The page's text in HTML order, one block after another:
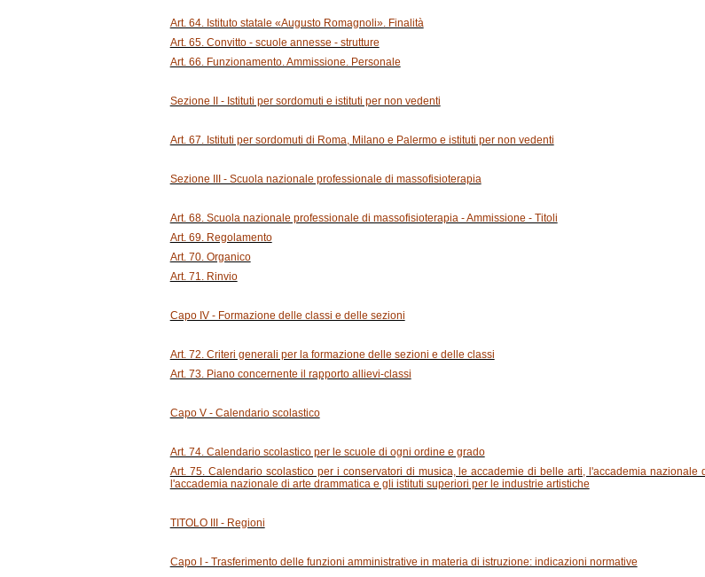
Art. 64. Istituto statale «Augusto Romagnoli». Finalità
Art. 65. Convitto - scuole annesse - strutture
Art. 66. Funzionamento. Ammissione. Personale
Sezione II - Istituti per sordomuti e istituti per non vedenti
Art. 67. Istituti per sordomuti di Roma, Milano e Palermo e istituti per non vedenti
Sezione III - Scuola nazionale professionale di massofisioterapia
Art. 68. Scuola nazionale professionale di massofisioterapia - Ammissione - Titoli
Art. 69. Regolamento
Art. 70. Organico
Art. 71. Rinvio
Capo IV - Formazione delle classi e delle sezioni
Art. 72. Criteri generali per la formazione delle sezioni e delle classi
Art. 73. Piano concernente il rapporto allievi-classi
Capo V - Calendario scolastico
Art. 74. Calendario scolastico per le scuole di ogni ordine e grado
Art. 75. Calendario scolastico per i conservatori di musica, le accademie di belle arti, l'accademia nazionale
l'accademia nazionale di arte drammatica e gli istituti superiori per le industrie artistiche
TITOLO III - Regioni
Capo I - Trasferimento delle funzioni amministrative in materia di istruzione: indicazioni normative